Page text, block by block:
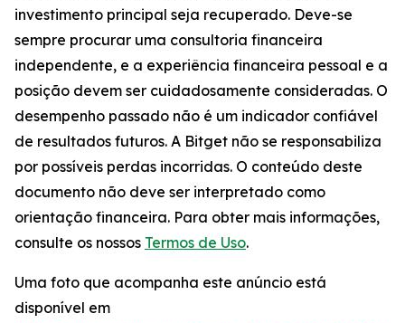
investimento principal seja recuperado. Deve-se
sempre procurar uma consultoria financeira
independente, e a experiência financeira pessoal e a
posição devem ser cuidadosamente consideradas. O
desempenho passado não é um indicador confiável
de resultados futuros. A Bitget não se responsabiliza
por possíveis perdas incorridas. O conteúdo deste
documento não deve ser interpretado como
orientação financeira. Para obter mais informações,
consulte os nossos Termos de Uso.
Uma foto que acompanha este anúncio está
disponível em